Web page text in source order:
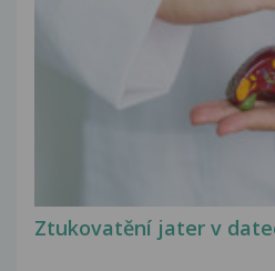
Ztukovatění jater v